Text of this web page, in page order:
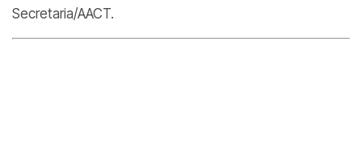
Secretaria/AACT.